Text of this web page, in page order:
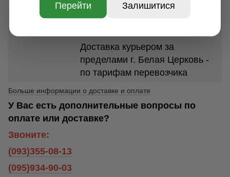
Доставка курьером по г. Белая
Доставка курьером за
пределами г. Белая Церковь -
по тарифам перевозчика
Больше информации о доставке и оплате
У Вас есть дополнительные вопросы по
оплате или доставке?
Звоните:
(093)355-08-13
(095)934-90-03
Перейти Залишитися